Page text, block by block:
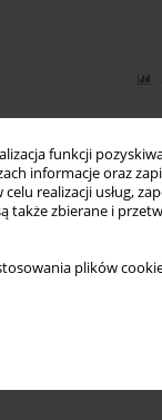
funkcji
informacje oraz
realizacji usług,
także zbierane i
plików